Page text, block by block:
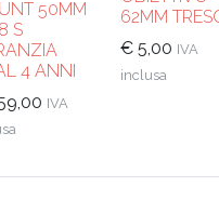
50MM
S
4 ANNI
IVA
62MM
€ 5,00 IVA
inclusa